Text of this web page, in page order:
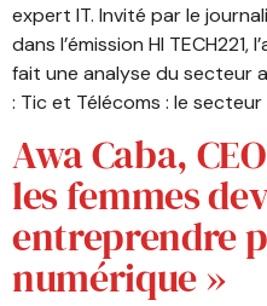
expert IT. Invité par le
dans l’émission HI
fait une analyse du secteur
: Tic et Télécoms : le secteur
Awa Caba,
les femmes
entreprendre
numérique »